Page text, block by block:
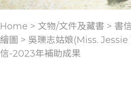
Home > 文物/文件及藏書 > 書
繪圖 > 吳瓅志姑娘(Miss.
信-2023年補助成果